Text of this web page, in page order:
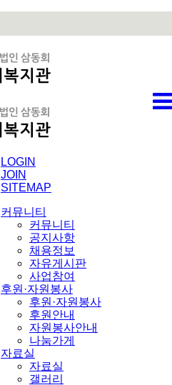
LOGIN
JOIN
SITEMAP
커뮤니티
커뮤니티
공지사항
채용정보
자유게시판
사업참여
후원·자원봉사
후원·자원봉사
후원안내
자원봉사안내
나눔가게
자료실
자료실
갤러리